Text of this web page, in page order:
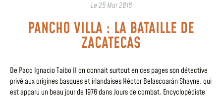
Le25 Mar 2016
PANCHO VILLA : LA BATAILLE DE
ZACATECAS
De Paco Ignacio Taibo II on connait surtout en ces pages son détective
privé aux origines basques et irlandaises Héctor Belascoarán Shayne, qui
est apparu un beau jour de 1976 dans Jours de combat. Encyclopédiste